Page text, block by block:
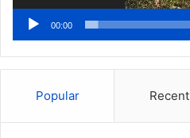
00:00
Popular Recent